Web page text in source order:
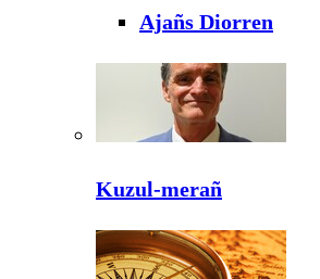
Ajañs Diorren
Kuzul-merañ